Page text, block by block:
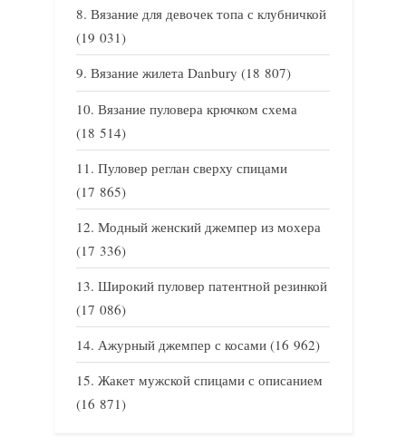
Вязание для девочек топа с клубничкой
(19 031)
Вязание жилета Danbury (18 807)
Вязание пуловера крючком схема
(18 514)
Пуловер реглан сверху спицами
(17 865)
Модный женский джемпер из мохера
(17 336)
Широкий пуловер патентной резинкой
(17 086)
Ажурный джемпер с косами (16 962)
Жакет мужской спицами с описанием
(16 871)